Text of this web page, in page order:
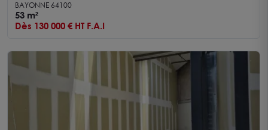
BAYONNE 64100
53 m²
Dès 130 000 € HT F.A.I